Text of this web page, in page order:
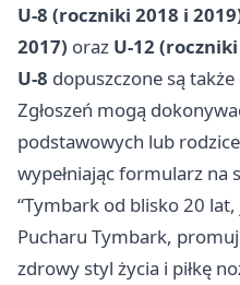
U-8 (roczniki 2018 i
2017) oraz U-12
U-8 dopuszczone są
Zgłoszeń mogą
podstawowych lub
wypełniając formularz na
“Tymbark od blisko 20
Pucharu Tymbark,
zdrowy styl życia i piłkę